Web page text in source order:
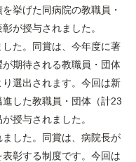
挙げた同病院の教職員・
が授与されました。
た。同賞は、今年度に著
期待される教職員・団体
選出されます。今回は新
した教職員・団体（計23
授与されました。
した。同賞は、病院長が
彰する制度です。今回は